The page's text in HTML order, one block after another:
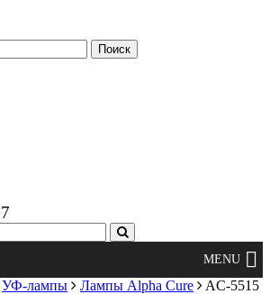
УФ-лампы Лампы Alpha Cure AC-5515